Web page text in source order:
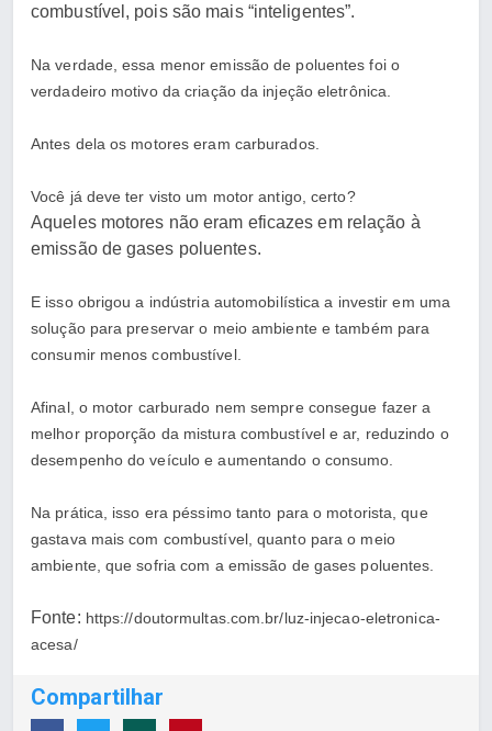
combustível, pois são mais “inteligentes”.
Na verdade, essa menor emissão de poluentes foi o
verdadeiro motivo da criação da injeção eletrônica.
Antes dela os motores eram carburados.
Você já deve ter visto um motor antigo, certo?
Aqueles motores não eram eficazes em relação à
emissão de gases poluentes.
E isso obrigou a indústria automobilística a investir em uma
solução para preservar o meio ambiente e também para
consumir menos combustível.
Afinal, o motor carburado nem sempre consegue fazer a
melhor proporção da mistura combustível e ar, reduzindo o
desempenho do veículo e aumentando o consumo.
Na prática, isso era péssimo tanto para o motorista, que
gastava mais com combustível, quanto para o meio
ambiente, que sofria com a emissão de gases poluentes.
Fonte: https://doutormultas.com.br/luz-injecao-eletronica-
acesa/
Compartilhar